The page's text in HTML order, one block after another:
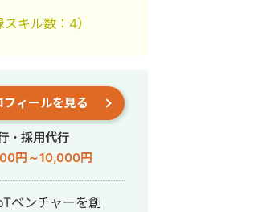
採用、大手複数案
イト開発によるCV
設計/ライティン
士業向けコンサル
連新規サービス
WebサイトPJ複数
スキル数：4）
フィールを見る
・採用代行
円～10,000円
ベンチャーを創